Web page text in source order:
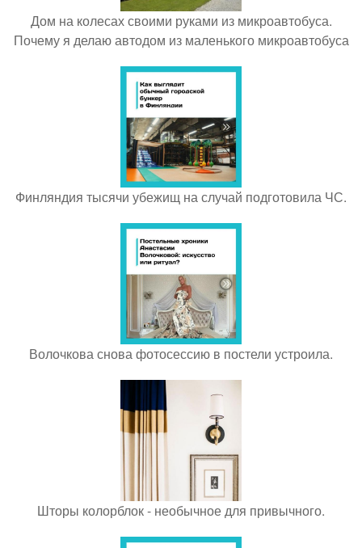
Дом на колесах своими руками из микроавтобуса.
Почему я делаю автодом из маленького микроавтобуса
Финляндия тысячи убежищ на случай подготовила ЧС.
Волочкова снова фотосессию в постели устроила.
Шторы колорблок - необычное для привычного.